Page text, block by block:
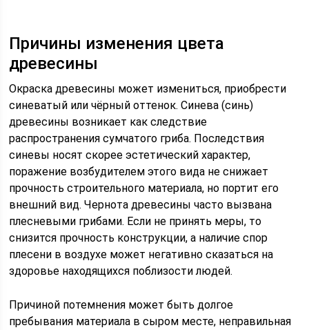
Причины изменения цвета
древесины
Окраска древесины может измениться, приобрести
синеватый или чёрный оттенок. Синева (синь)
древесины возникает как следствие
распространения сумчатого гриба. Последствия
синевы носят скорее эстетический характер,
поражение возбудителем этого вида не снижает
прочность строительного материала, но портит его
внешний вид. Чернота древесины часто вызвана
плесневыми грибами. Если не принять меры, то
снизится прочность конструкции, а наличие спор
плесени в воздухе может негативно сказаться на
здоровье находящихся поблизости людей.
Причиной потемнения может быть долгое
пребывания материала в сыром месте, неправильная